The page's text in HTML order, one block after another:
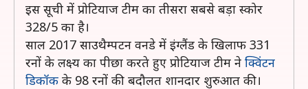
इस सूची में प्रोटियाज टीम का तीसरा सबसे बड़ा स्कोर
328/5 का है।
साल 2017 साउथैम्पटन वनडे में इंग्लैंड के खिलाफ 331
रनों के लक्ष्य का पीछा करते हुए प्रोटियाज टीम ने क्विंटन
डिकॉक के 98 रनों की बदौलत शानदार शुरुआत की।